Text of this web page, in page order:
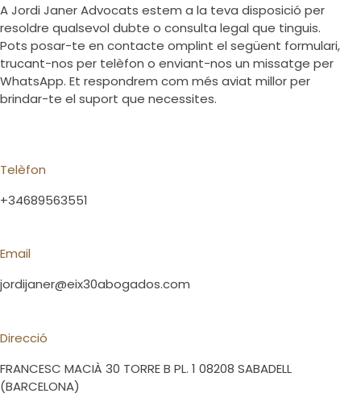
A Jordi Janer Advocats estem a la teva disposició per
resoldre qualsevol dubte o consulta legal que tinguis.
Pots posar-te en contacte omplint el següent formulari,
trucant-nos per telèfon o enviant-nos un missatge per
WhatsApp. Et respondrem com més aviat millor per
brindar-te el suport que necessites.
Telèfon
+34689563551
Email
jordijaner@eix30abogados.com
Direcció
FRANCESC MACIÀ 30 TORRE B PL. 1 08208 SABADELL
(BARCELONA)